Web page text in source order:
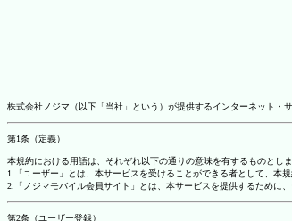
株式会社ノジマ（以下「当社」という）が提供するインターネット・
第1条（定義）
本規約における用語は、それぞれ以下の通りの意味を有するものとしま
1.「ユーザー」とは、本サービスを受けることができる者として、本
2.「ノジマモバイル会員サイト」とは、本サービスを提供するために
第2条（ユーザー登録）